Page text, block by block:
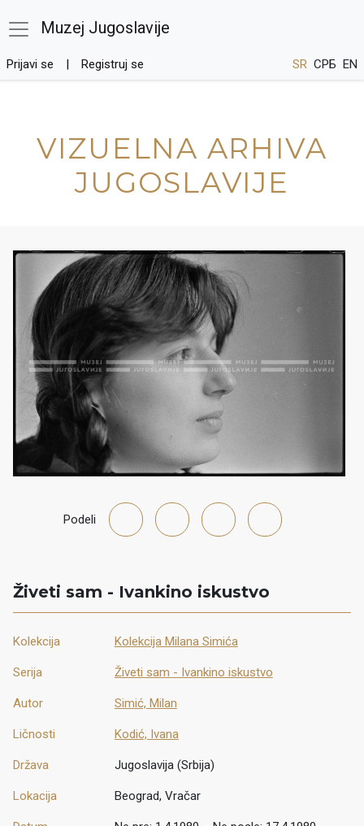
Muzej Jugoslavije
Prijavi se Registruj se SR СРБ EN
VIZUELNA ARHIVA
JUGOSLAVIJE
Podeli
Živeti sam - Ivankino iskustvo
Kolekcija Kolekcija Milana Simića
Serija Živeti sam - Ivankino iskustvo
Autor Simić, Milan
Ličnosti Kodić, Ivana
Država Jugoslavija (Srbija)
Lokacija Beograd, Vračar